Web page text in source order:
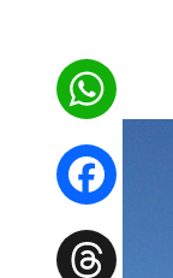
WhatsApp
Facebook